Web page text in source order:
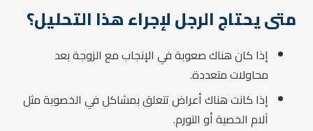
متى يحتاج الرجل لإجراء هذا التحليل؟
إذا كان هناك صعوبة في الإنجاب مع الزوجة بعد
محاولات متعددة.
إذا كانت هناك أعراض تتعلق بمشاكل في الخصوبة مثل
آلام الخصية أو التورم.